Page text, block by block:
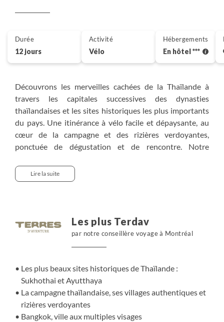
Découvrons les merveilles cachées de la Thaïlande à
travers les capitales successives des dynasties
thaïlandaises et les sites historiques les plus importants
du pays. Une itinérance à vélo facile et dépaysante, au
cœur de la campagne et des rizières verdoyantes,
ponctuée de dégustation et de rencontre. Notre
du vieux village de Laplae aux traditions vivantes de Ban
Na Ton Chan. Notre route traverse les régions peu
prospère imprégnée de l'héritage des rois d'Ayutthaya.
Enfin, notre périple se conclue dans l'effervescence de la
Lire la suite
Les plus Terdav
par notre conseillère voyage à Montréal
Les plus beaux sites historiques de Thaïlande :
Sukhothai et Ayutthaya
La campagne thaïlandaise, ses villages authentiques et
rizières verdoyantes
Bangkok, ville aux multiples visages
Durée
12 jours
Activité
Vélo
Hébergements
En hôtel ***